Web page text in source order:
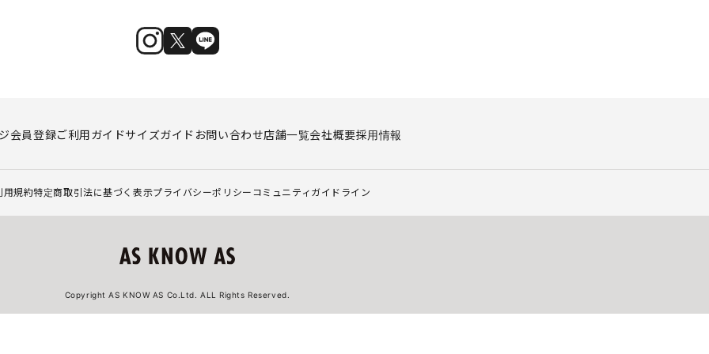
会員登録ご利用ガイドサイズガイド お問い合わせ店舗一覧会社概要採用情報
用規約特定商取引法に基づく表示プライバシーポリシー コミュニティガイドライン
Copyright AS KNOW AS Co.Ltd. ALL Rights Reserved.